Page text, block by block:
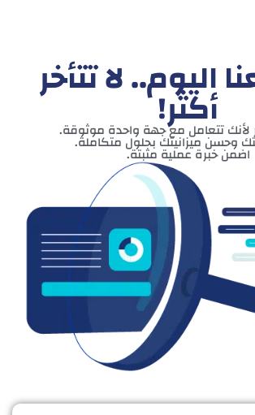
اليوم.. لا تتأخر
أكثر!
لأنك تتعامل مع جهة واحدة موثوقة.
وحسن ميزانيتك بحلول متكاملة.
اضمن خبرة عملية مثبتة.